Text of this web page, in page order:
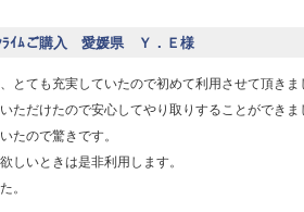
ﾗｲﾑご購入 愛媛県 Ｙ．Ｅ様
とても充実していたので初めて利用させて頂きま
ただけたので安心してやり取りすることができま
たので驚きです。
しいときは是非利用します。
。